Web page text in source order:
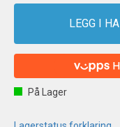
På Lager